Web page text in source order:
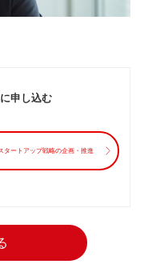
申し込む
タートアップ戦略の企画・推進